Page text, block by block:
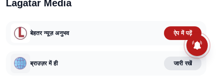
TERMS AND CONDITIONS
CORRECTIONS POLICY
FACT CHECKING POLICY
Lagatar Media Pvt. Ltd.
Lagatar Media
बेहतर न्यूज़ अनुभव ऐप में पढ़ें
ब्राउज़र में ही जारी रखें